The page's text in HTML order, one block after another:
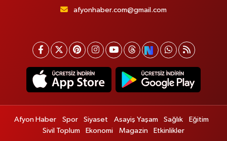
afyonhaber.com@gmail.com
Afyon Haber Spor Siyaset Asayiş Yaşam Sağlık
Eğitim
Sivil Toplum
Ekonomi Magazin Etkinlikler